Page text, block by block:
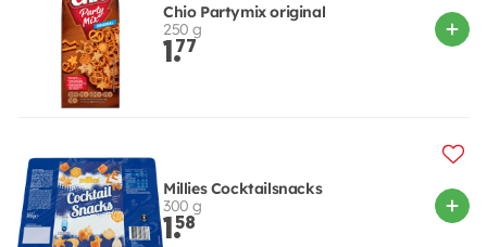
Chio Partymix original
250 g
1.77
Millies Cocktailsnacks
300 g
1.58